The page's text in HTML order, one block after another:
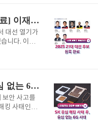
’ 그 이상입
에서는 갤럭
대한 영향
수 있는
지 구매 및
[2025 21대 대선 후보 등록 완료] 이재명·김문수·이준석 관련주 분석
대선 열기가
니다. 이재
서, 관련 정
지 모든 후
해서 타이밍
가기 이재
하는 정책
지사 시절,
SK 유심 해킹 사태 그 후, 유심 없는 6G 시대를 여는 스타링크와 관련주!
보안 사고를
킹 사태인데
어, 모바일